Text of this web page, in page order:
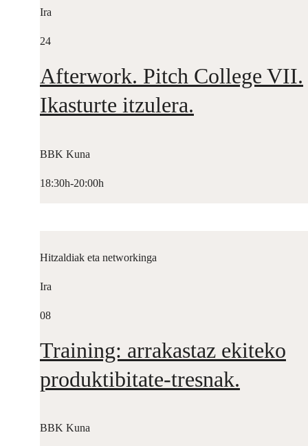
Ira
24
Afterwork. Pitch College VII.
Ikasturte itzulera.
BBK Kuna
18:30h-20:00h
Hitzaldiak eta networkinga
Ira
08
Training: arrakastaz ekiteko
produktibitate-tresnak.
BBK Kuna